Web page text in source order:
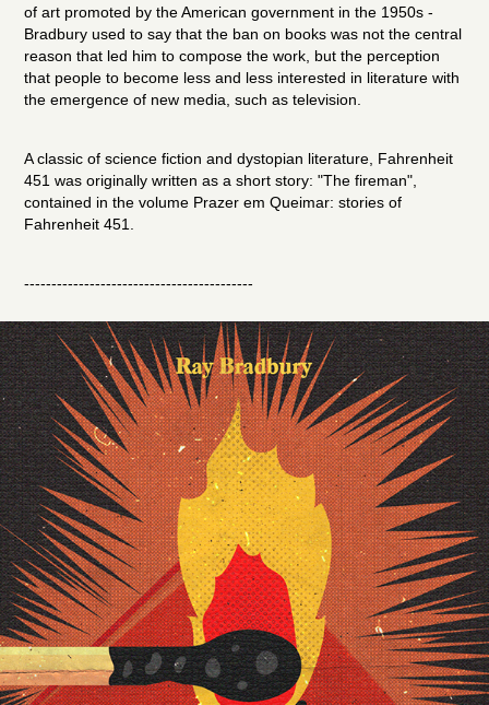
of art promoted by the American government in the 1950s -
Bradbury used to say that the ban on books was not the central
reason that led him to compose the work, but the perception
that people to become less and less interested in literature with
the emergence of new media, such as television.
A classic of science fiction and dystopian literature, Fahrenheit
451 was originally written as a short story: "The fireman",
contained in the volume Prazer em Queimar: stories of
Fahrenheit 451.
------------------------------------------